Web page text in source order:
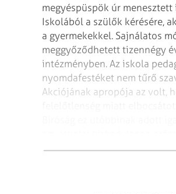
megyéspüspök úr
Iskolából a szülők kérésére,
a gyermekekkel. Sajnálatos
meggyőződhetett tizennégy
intézményben. Az iskola
nyomdafestéket nem tűrő
Akciójának apropója az volt,
tért haza.